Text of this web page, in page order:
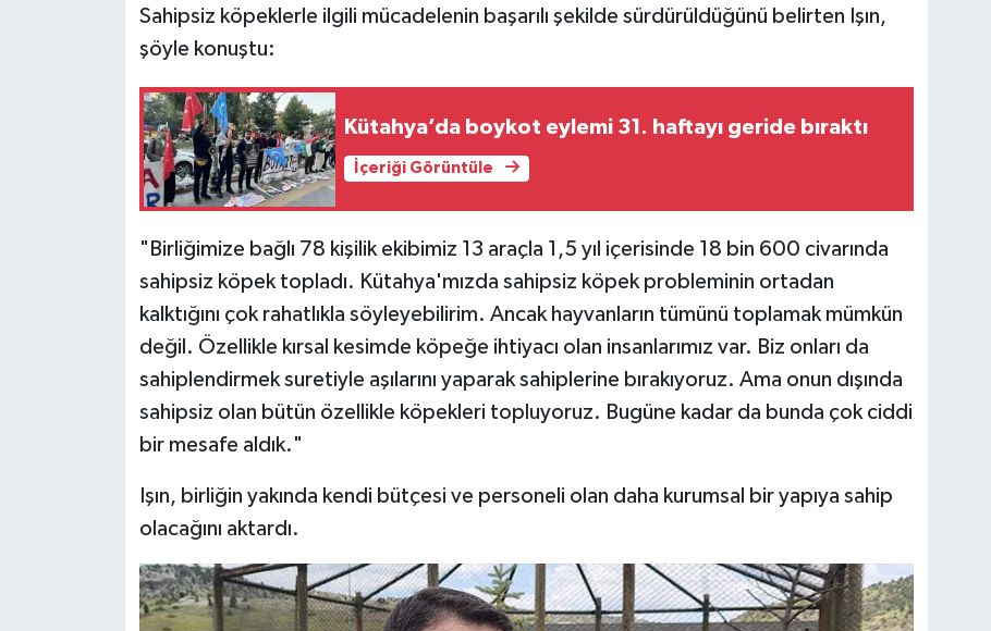
Sahipsiz köpeklerle ilgili mücadelenin başarılı şekilde sürdürüldüğünü belirten Işın,
şöyle konuştu:
Kütahya’da boykot eylemi 31. haftayı geride bıraktı
İçeriği Görüntüle
"Birliğimize bağlı 78 kişilik ekibimiz 13 araçla 1,5 yıl içerisinde 18 bin 600 civarında
sahipsiz köpek topladı. Kütahya'mızda sahipsiz köpek probleminin ortadan
kalktığını çok rahatlıkla söyleyebilirim. Ancak hayvanların tümünü toplamak mümkün
değil. Özellikle kırsal kesimde köpeğe ihtiyacı olan insanlarımız var. Biz onları da
sahiplendirmek suretiyle aşılarını yaparak sahiplerine bırakıyoruz. Ama onun dışında
sahipsiz olan bütün özellikle köpekleri topluyoruz. Bugüne kadar da bunda çok ciddi
bir mesafe aldık."
Işın, birliğin yakında kendi bütçesi ve personeli olan daha kurumsal bir yapıya sahip
olacağını aktardı.
Yemek Tarifleri